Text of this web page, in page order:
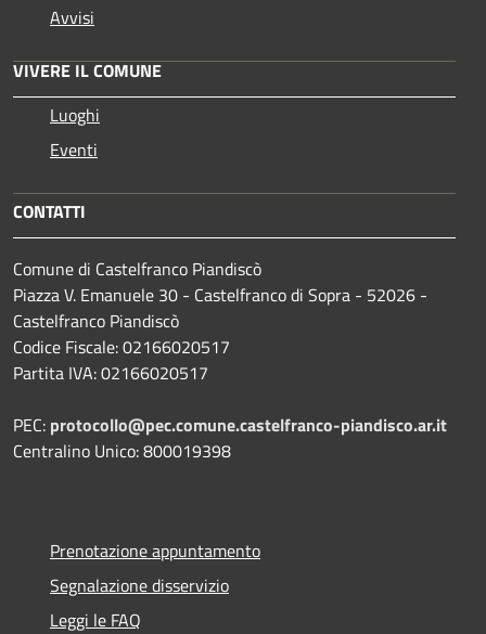
Avvisi
VIVERE IL COMUNE
Luoghi
Eventi
CONTATTI
Comune di Castelfranco Piandiscò
Piazza V. Emanuele 30 - Castelfranco di Sopra - 52026 -
Castelfranco Piandiscò
Codice Fiscale: 02166020517
Partita IVA: 02166020517
PEC: protocollo@pec.comune.castelfranco-piandisco.ar.it
Centralino Unico: 800019398
Prenotazione appuntamento
Segnalazione disservizio
Leggi le FAQ